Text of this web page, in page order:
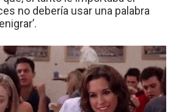
no debería usar una palabra